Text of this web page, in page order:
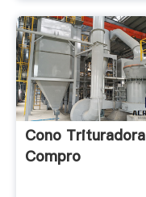
Cono Trituradora
Compro